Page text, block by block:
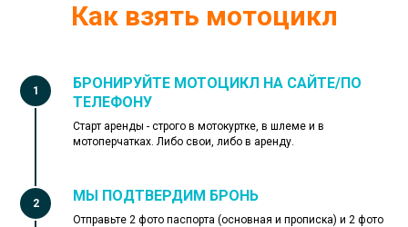
Как взять мотоцикл
БРОНИРУЙТЕ МОТОЦИКЛ НА САЙТЕ/ПО
ТЕЛЕФОНУ
Старт аренды - строго в мотокуртке, в шлеме и в
мотоперчатках. Либо свои, либо в аренду.
МЫ ПОДТВЕРДИМ БРОНЬ
Отправьте 2 фото паспорта (основная и прописка) и 2 фото